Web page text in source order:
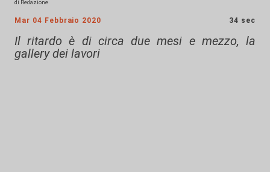
di Redazione
Mar 04 Febbraio 2020 34 sec
Il ritardo è di circa due mesi e mezzo, la
gallery dei lavori